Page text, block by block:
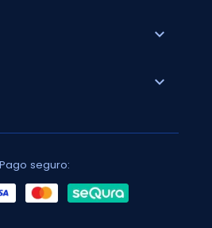
expand_more
expand_more
Pago seguro: